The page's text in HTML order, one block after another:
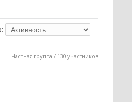
Частная группа / 130 участников